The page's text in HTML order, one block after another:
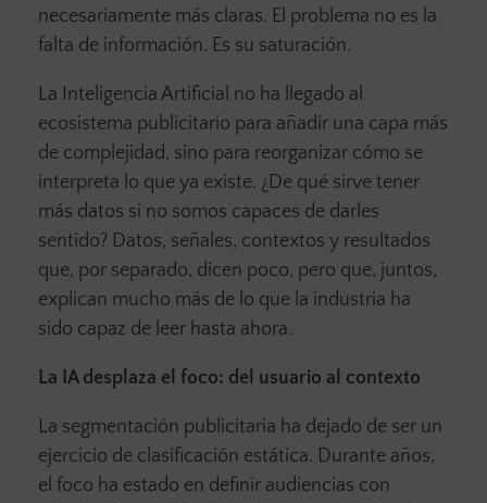
necesariamente más claras. El problema no es la
falta de información. Es su saturación.
La Inteligencia Artificial no ha llegado al
ecosistema publicitario para añadir una capa más
de complejidad, sino para reorganizar cómo se
interpreta lo que ya existe. ¿De qué sirve tener
más datos si no somos capaces de darles
sentido? Datos, señales, contextos y resultados
que, por separado, dicen poco, pero que, juntos,
explican mucho más de lo que la industria ha
sido capaz de leer hasta ahora.
La IA desplaza el foco: del usuario al contexto
La segmentación publicitaria ha dejado de ser un
ejercicio de clasificación estática. Durante años,
el foco ha estado en definir audiencias con